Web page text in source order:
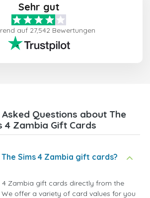
Sehr gut
auf 27,542 Bewertungen
Questions about The
4 Zambia Gift Cards
Sims 4 Zambia gift cards?
4 Zambia gift cards directly from the
We offer a variety of card values for you